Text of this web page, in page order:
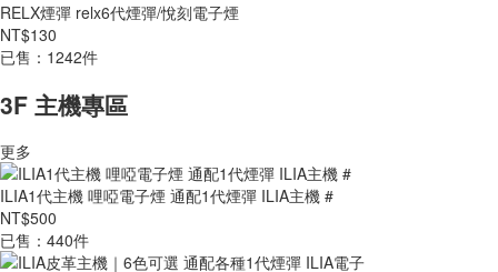
RELX煙彈 relx6代煙彈/悅刻電子煙
NT$130
已售：1242件
3F 主機專區
更多
ILIA1代主機 哩啞電子煙 通配1代煙彈 ILIA主機 #
NT$500
已售：440件